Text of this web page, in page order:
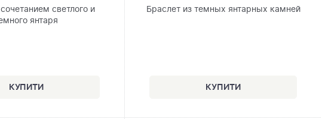
светлого и
янтаря
Браслет из темных янтарных камней